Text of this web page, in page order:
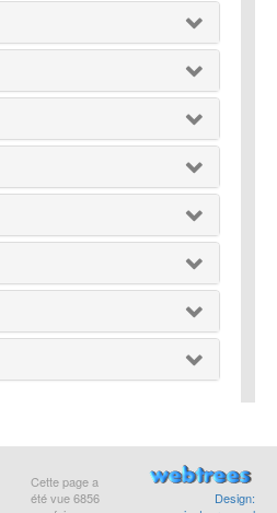
Cette page a
été vue6856
Design: